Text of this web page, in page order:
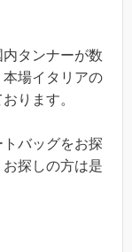
タンナーが数
場イタリアの
ります。
バッグをお探
探しの方は是